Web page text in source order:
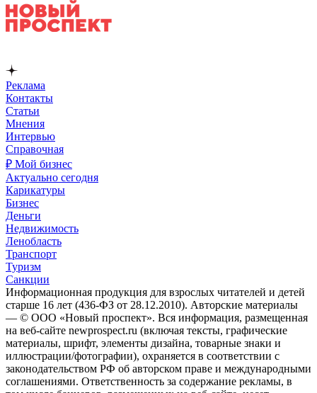
Реклама
Контакты
Статьи
Мнения
Интервью
Справочная
₽ Мой бизнес
Актуально сегодня
Карикатуры
Бизнес
Деньги
Недвижимость
Ленобласть
Транспорт
Туризм
Санкции
Информационная продукция для взрослых читателей и детей
старше 16 лет (436-ФЗ от 28.12.2010). Авторские материалы
— © ООО «Новый проспект». Вся информация, размещенная
на веб-сайте newprospect.ru (включая тексты, графические
материалы, шрифт, элементы дизайна, товарные знаки и
иллюстрации/фотографии), охраняется в соответствии с
законодательством РФ об авторском праве и международными
соглашениями. Ответственность за содержание рекламы, в